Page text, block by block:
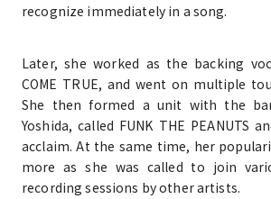
recognize immediately in a song.
Later, she worked as the backing
COME TRUE, and went on multiple
She then formed a unit with the
Yoshida, called FUNK THE PEANUTS
acclaim. At the same time, her
more as she was called to join
recording sessions by other artists.